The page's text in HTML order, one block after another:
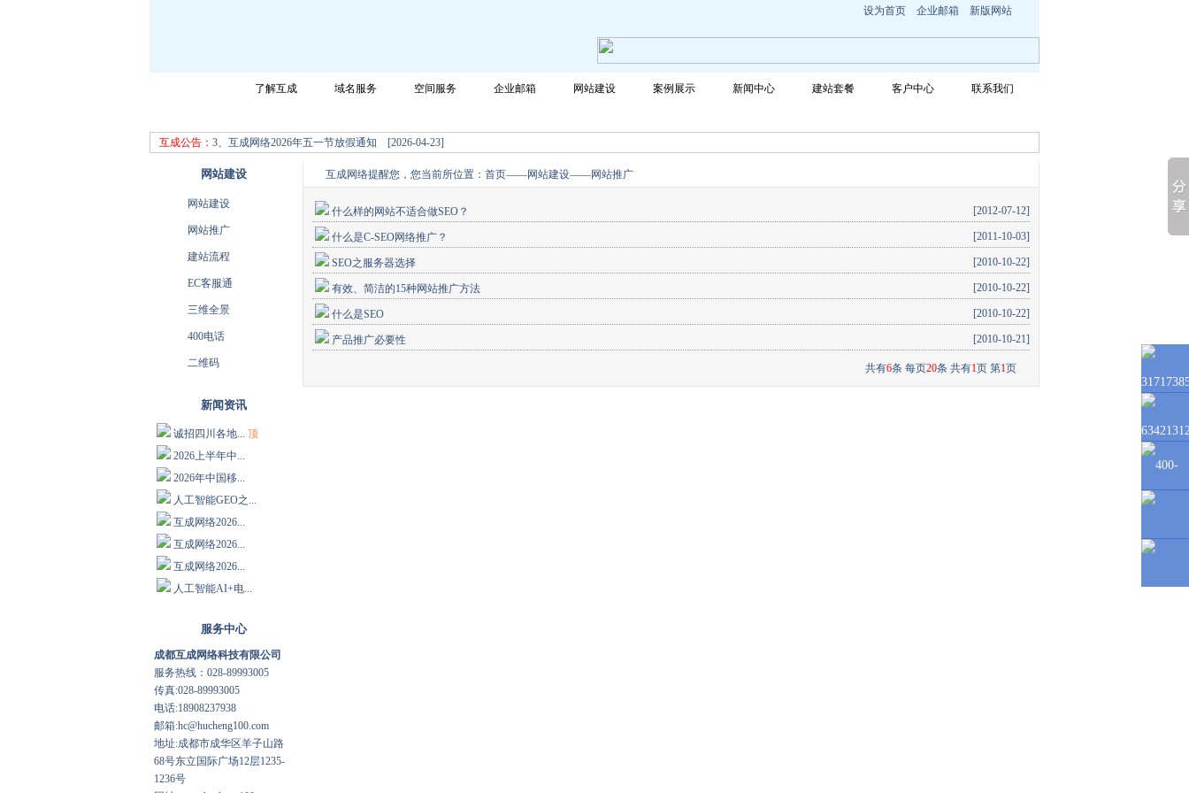
设为首页 企业邮箱 新版网站
了解互成 域名服务 空间服务 企业邮箱 网站建设 案例展示 新闻中心 建站套餐 客户中心 联系我们
互成公告： 3、互成网络2026年五一节放假通知 [2026-04-23]
网站建设
网站建设
网站推广
建站流程
EC客服通
三维全景
400电话
二维码
新闻资讯
诚招四川各地... 顶
2026上半年中...
2026年中国移...
人工智能GEO之...
互成网络2026...
互成网络2026...
互成网络2026...
人工智能AI+电...
服务中心
成都互成网络科技有限公司
服务热线：028-89993005
传真:028-89993005
电话:18908237938
邮箱:hc@hucheng100.com
地址:成都市成华区羊子山路
68号东立国际广场12层1235-
1236号
互成网络提醒您，您当前所位置： 首页——网站建设——网站推广
什么样的网站不适合做SEO？ [2012-07-12]
什么是C-SEO网络推广？ [2011-10-03]
SEO之服务器选择 [2010-10-22]
有效、简洁的15种网站推广方法 [2010-10-22]
什么是SEO [2010-10-22]
产品推广必要性 [2010-10-21]
共有6条 每页20条 共有1页 第1页
400-